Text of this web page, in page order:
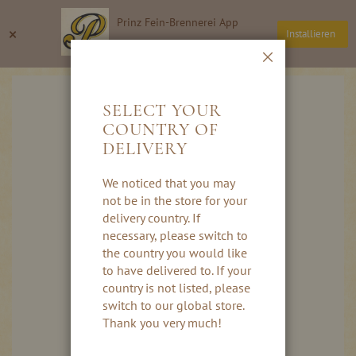
× Prinz Fein-Brennerei App
Installieren
Inhalt
Suche
SELECT YOUR
COUNTRY OF
DELIVERY
We noticed that you may
not be in the store for your
delivery country. If
necessary, please switch to
the country you would like
to have delivered to. If your
country is not listed, please
switch to our global store.
Thank you very much!